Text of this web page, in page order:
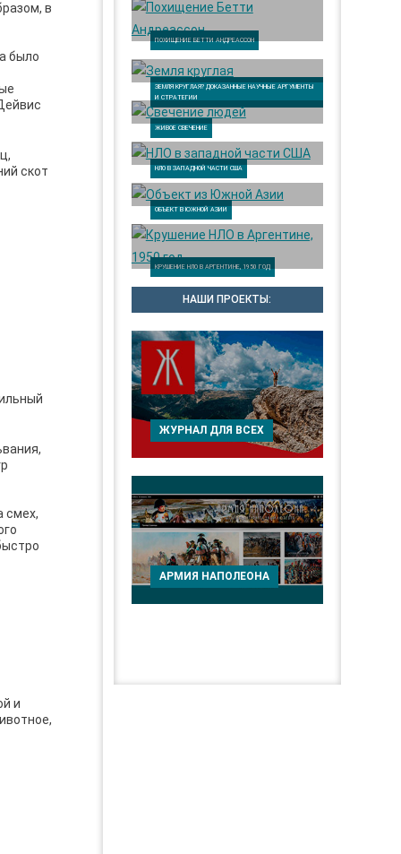
в
было
скот
смех,
и
ПОХИЩЕНИЕ БЕТТИ АНДРЕАССОН
ЗЕМЛЯ КРУГЛАЯ? ДОКАЗАННЫЕ НАУЧНЫЕ АРГУМЕНТЫ
И СТРАТЕГИИ
ЖИВОЕ СВЕЧЕНИЕ
НЛО В ЗАПАДНОЙ ЧАСТИ США
ОБЪЕКТ В ЮЖНОЙ АЗИИ
КРУШЕНИЕ НЛО В АРГЕНТИНЕ, 1950 ГОД
НАШИ ПРОЕКТЫ:
ЖУРНАЛ ДЛЯ ВСЕХ
АРМИЯ НАПОЛЕОНА